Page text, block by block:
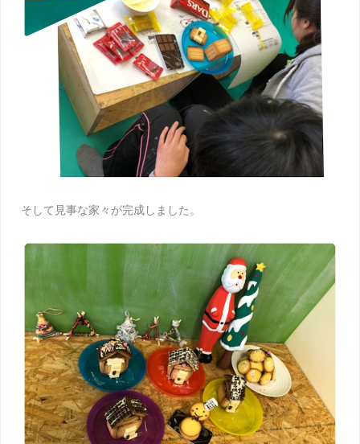
そして見事な家々が完成しました。